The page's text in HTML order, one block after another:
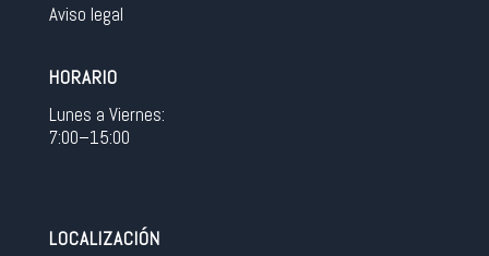
Aviso legal
HORARIO
Lunes a Viernes:
7:00–15:00
LOCALIZACIÓN